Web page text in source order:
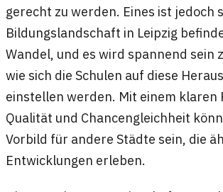
gerecht zu werden. Eines ist jedoch
Bildungslandschaft in Leipzig
Wandel, und es wird spannend sein
wie sich die Schulen auf diese
einstellen werden. Mit einem klaren
Qualität und Chancengleichheit
Vorbild für andere Städte sein, die
Entwicklungen erleben.